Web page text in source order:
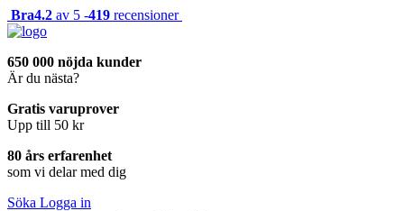
Bra4.2 av 5 -419 recensioner
650 000 nöjda kunder
Är du nästa?
Gratis varuprover
Upp till 50 kr
80 års erfarenhet
som vi delar med dig
Söka Logga in